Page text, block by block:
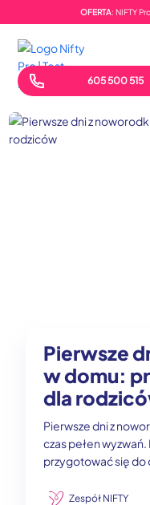
OFERTA: NIFTY
605 500 515
Pierwsze
w domu:
dla
Pierwsze dni z
czas pełen
przygotować się do
Zespół NIFTY